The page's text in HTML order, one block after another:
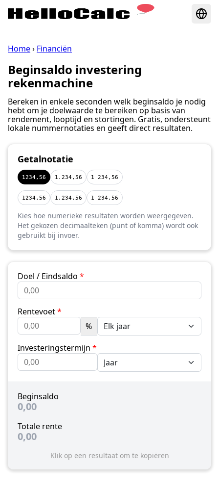
Home› Financiën
Beginsaldo investering
rekenmachine
Bereken in enkele seconden welk beginsaldo je nodig
hebt om je doelwaarde te bereiken op basis van
rendement, looptijd en stortingen. Gratis, ondersteunt
lokale nummernotaties en geeft direct resultaten.
Getalnotatie
1234,56 1.234,56 1 234,56
1234.56 1,234.56 1 234.56
Kies hoe numerieke resultaten worden weergegeven.
Het gekozen decimaalteken (punt of komma) wordt ook
gebruikt bij invoer.
Doel / Eindsaldo *
Rentevoet*
%
Investeringstermijn *
Beginsaldo
0,00
Totale rente
0,00
Klik op een resultaat om te kopiëren